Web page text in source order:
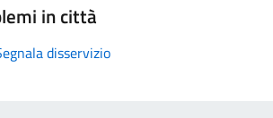
in città
disservizio